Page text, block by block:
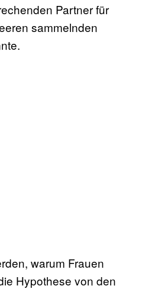
Partner für
sammelnden
warum Frauen
Hypothese von den